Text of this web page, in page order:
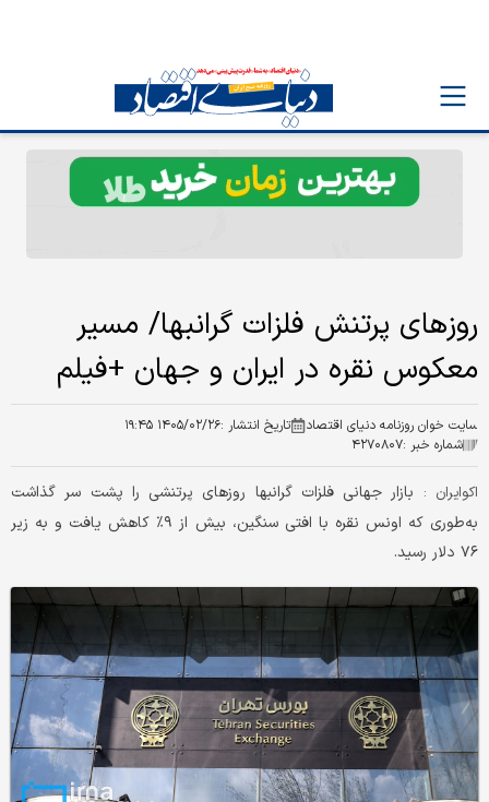
روزهای پرتنش فلزات گرانبها/ مسیر
معکوس نقره در ایران و جهان +فیلم
سایت خوان روزنامه دنیای اقتصاد تاریخ انتشار :۱۴۰۵/۰۲/۲۶ ۱۹:۴۵
شماره خبر :۴۲۷۰۸۰۷
اکوایران : بازار جهانی فلزات گرانبها روزهای پرتنشی را پشت سر گذاشت
به‌طوری که اونس نقره با افتی سنگین، بیش از ۹٪ کاهش یافت و به زیر
۷۶ دلار رسید.